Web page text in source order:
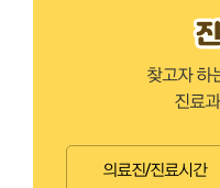
찾고자 하
진료
의료진/진료시간